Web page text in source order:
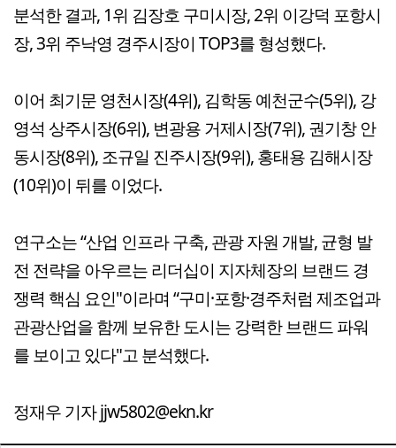
분석한 결과, 1위 김장호 구미시장, 2위 이강덕 포항시
장, 3위 주낙영 경주시장이 TOP3를 형성했다.
이어 최기문 영천시장(4위), 김학동 예천군수(5위), 강
영석 상주시장(6위), 변광용 거제시장(7위), 권기창 안
동시장(8위), 조규일 진주시장(9위), 홍태용 김해시장
(10위)이 뒤를 이었다.
연구소는 “산업 인프라 구축, 관광 자원 개발, 균형 발
전 전략을 아우르는 리더십이 지자체장의 브랜드 경
쟁력 핵심 요인"이라며 “구미·포항·경주처럼 제조업과
관광산업을 함께 보유한 도시는 강력한 브랜드 파워
를 보이고 있다"고 분석했다.
정재우 기자 jjw5802@ekn.kr